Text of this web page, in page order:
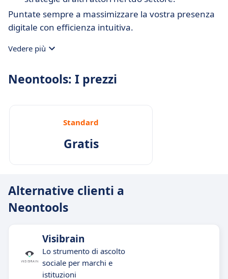
Puntate sempre a massimizzare la vostra presenza
digitale con efficienza intuitiva.
Vedere più
Neontools: I prezzi
Standard
Gratis
Alternative clienti a
Neontools
Visibrain
Lo strumento di ascolto
sociale per marchi e
istituzioni